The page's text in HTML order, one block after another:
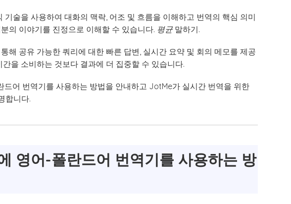
술을 사용하여 대화의 맥락, 어조 및 흐름을 이해하고 번역의 핵심 의미
의 이야기를 진정으로 이해할 수 있습니다. 평균말하기.
해 공유 가능한 쿼리에 대한 빠른 답변, 실시간 요약 및 회의 메모를 제공
을 소비하는 것보다 결과에 더 집중할 수 있습니다.
어 번역기를 사용하는 방법을 안내하고 JotMe가 실시간 번역을 위한
합니다.
영어-폴란드어 번역기를 사용하는 방